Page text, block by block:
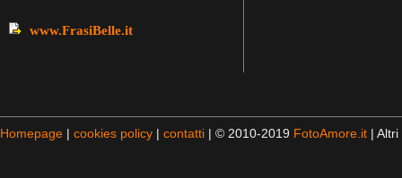
www.FrasiBelle.it
Homepage | cookies policy | contatti | © 2010-2019 FotoAmore.it |